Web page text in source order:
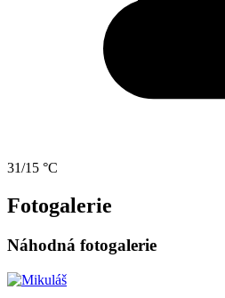
31/15 °C
Fotogalerie
Náhodná fotogalerie